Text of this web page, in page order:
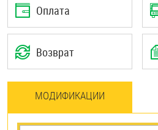
Оплата
Возврат
МОДИФИКАЦИИ